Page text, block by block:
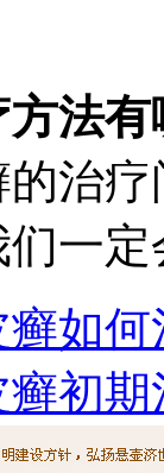
法
治
一
癣如
癣初